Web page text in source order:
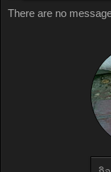
There are no